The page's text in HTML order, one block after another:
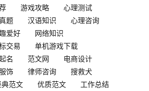
游戏攻略
心理测试
题 汉语知识
心理咨询
爱好
网络知识
交易
单机游戏下载
名 范文网
电商设计
饰 律师咨询
搜救犬
范文 优质范文
工作总结